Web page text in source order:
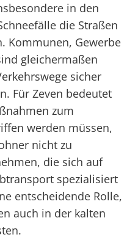
in den
die Straßen
Kommunen, Gewerbe
gleichermaßen
sicher
Für Zeven bedeutet
zum
werden müssen,
nicht zu
die sich auf
spezialisiert
entscheidende Rolle,
auch in der kalten